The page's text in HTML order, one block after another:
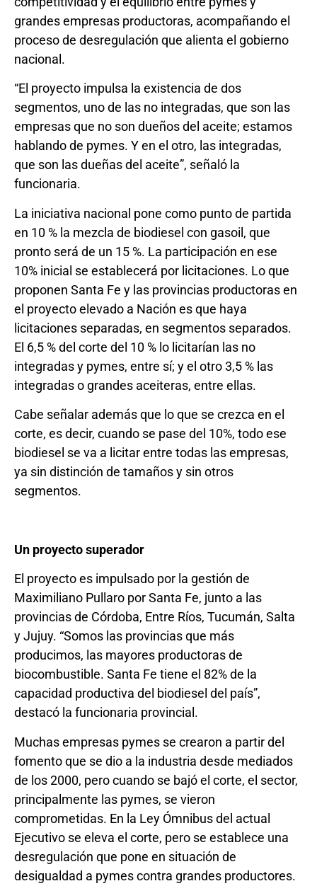
grandes empresas productoras, acompañando el
proceso de desregulación que alienta el gobierno
nacional.
“El proyecto impulsa la existencia de dos
segmentos, uno de las no integradas, que son las
empresas que no son dueños del aceite; estamos
hablando de pymes. Y en el otro, las integradas,
que son las dueñas del aceite”, señaló la
funcionaria.
La iniciativa nacional pone como punto de partida
en 10 % la mezcla de biodiesel con gasoil, que
pronto será de un 15 %. La participación en ese
10% inicial se establecerá por licitaciones. Lo que
proponen Santa Fe y las provincias productoras en
el proyecto elevado a Nación es que haya
licitaciones separadas, en segmentos separados.
El 6,5 % del corte del 10 % lo licitarían las no
integradas y pymes, entre sí; y el otro 3,5 % las
integradas o grandes aceiteras, entre ellas.
Cabe señalar además que lo que se crezca en el
corte, es decir, cuando se pase del 10%, todo ese
biodiesel se va a licitar entre todas las empresas,
ya sin distinción de tamaños y sin otros
segmentos.
Un proyecto superador
El proyecto es impulsado por la gestión de
Maximiliano Pullaro por Santa Fe, junto a las
provincias de Córdoba, Entre Ríos, Tucumán, Salta
y Jujuy. “Somos las provincias que más
producimos, las mayores productoras de
biocombustible. Santa Fe tiene el 82% de la
capacidad productiva del biodiesel del país”,
destacó la funcionaria provincial.
Muchas empresas pymes se crearon a partir del
fomento que se dio a la industria desde mediados
de los 2000, pero cuando se bajó el corte, el sector,
principalmente las pymes, se vieron
comprometidas. En la Ley Ómnibus del actual
Ejecutivo se eleva el corte, pero se establece una
desregulación que pone en situación de
desigualdad a pymes contra grandes productores.